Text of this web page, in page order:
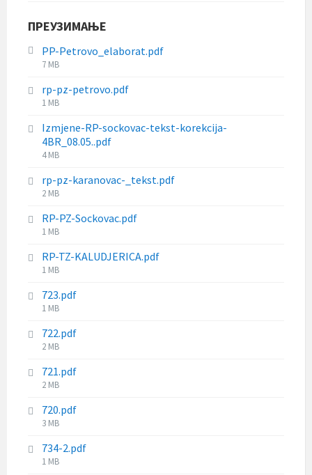
ПРЕУЗИМАЊЕ
PP-Petrovo_elaborat.pdf
File
7 MB
rp-pz-petrovo.pdf
File
1 MB
Izmjene-RP-sockovac-tekst-korekcija-
4BR_08.05..pdf
File
4 MB
rp-pz-karanovac-_tekst.pdf
File
2 MB
RP-PZ-Sockovac.pdf
File
1 MB
RP-TZ-KALUDJERICA.pdf
File
1 MB
723.pdf
File
1 MB
722.pdf
File
2 MB
721.pdf
File
2 MB
720.pdf
File
3 MB
734-2.pdf
File
1 MB